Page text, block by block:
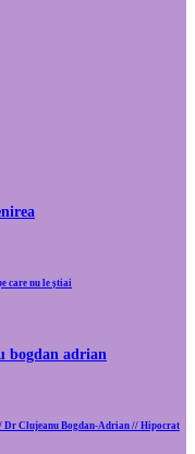
care nu le știai
Dr Clujeanu Bogdan-Adrian // Hipocrat